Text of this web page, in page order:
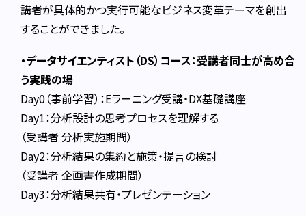
講者が具体的かつ実行可能なビジネス変革テーマを創出
することができました。
・データサイエンティスト（DS）コース：受講者同士が高め合
う実践の場
Day0（事前学習）：Eラーニング受講・DX基礎講座
Day1：分析設計の思考プロセスを理解する
（受講者 分析実施期間）
Day2：分析結果の集約と施策・提言の検討
（受講者 企画書作成期間）
Day3：分析結果共有・プレゼンテーション